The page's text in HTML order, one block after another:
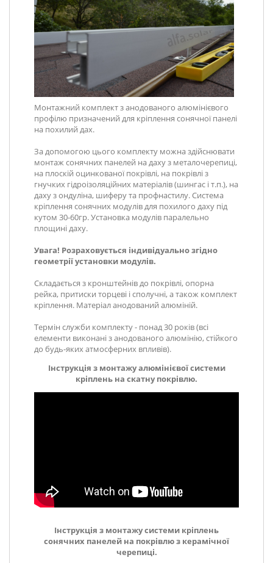
Монтажний комплект з анодованого алюмінієвого
профілю призначений для кріплення сонячної панелі
на похилий дах.
За допомогою цього комплекту можна здійснювати
монтаж сонячних панелей на даху з металочерепиці,
на плоскій оцинкованої покрівлі, на покрівлі з
гнучких гідроізоляційних матеріалів (шингас і т.п.), на
даху з ондуліна, шиферу та профнастилу. Система
кріплення сонячних модулів для похилого даху під
кутом 30-60гр. Установка модулів паралельно
площині даху.
Увага! Розраховується індивідуально згідно
геометрії установки модулів.
Складається з кронштейнів до покрівлі, опорна
рейка, притиски торцеві і сполучні, а також комплект
кріплення. Матеріал анодований алюміній.
Термін служби комплекту - понад 30 років (всі
елементи виконані з анодованого алюмінію, стійкого
до будь-яких атмосферних впливів).
Інструкція з монтажу алюмінієвої системи
кріплень на скатну покрівлю.
Інструкція з монтажу системи кріплень
сонячних панелей на покрівлю з керамічної
черепиці.